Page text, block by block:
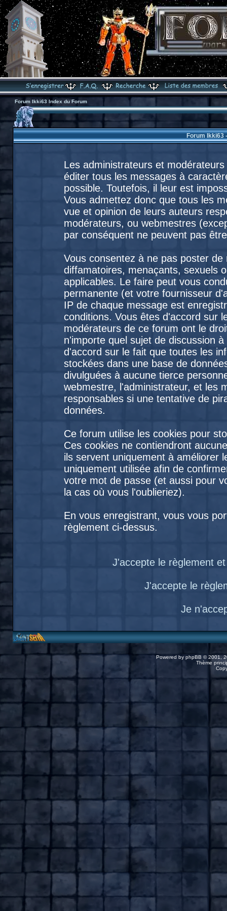
Forum Ikki63 Index du Forum
Forum Ikki63
Les administrateurs et
éditer tous les messages à
possible. Toutefois, il leur est
Vous admettez donc que tous les
vue et opinion de leurs auteurs
modérateurs, ou webmestres
par conséquent ne peuvent pas
Vous consentez à ne pas poster
diffamatoires, menaçants, sexuels
applicables. Le faire peut vous
permanente (et votre fournisseur
IP de chaque message est
conditions. Vous êtes d'accord sur
modérateurs de ce forum ont le
n'importe quel sujet de discussion
d'accord sur le fait que toutes les
stockées dans une base de
divulguées à aucune tierce
webmestre, l'administrateur, et les
responsables si une tentative de
données.
Ce forum utilise les cookies pour
Ces cookies ne contiendront
ils servent uniquement à améliorer
uniquement utilisée afin de
votre mot de passe (et aussi pour
la cas où vous l'oublieriez).
En vous enregistrant, vous vous
règlement ci-dessus.
J'accepte le règlement
J'accepte le
Je
Powered by phpBB © 2001,
Thème